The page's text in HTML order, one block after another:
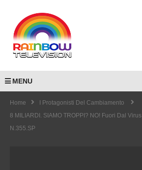
MENU
Home
I Protagonisti Del Cambiamento
8 MILIARDI. SIAMO TROPPI? NO! Fuori Dal Virus
N.355.SP